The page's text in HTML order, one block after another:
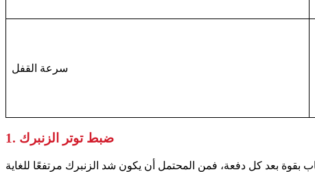
سرعة القفل
1. ضبط توتر الزنبرك